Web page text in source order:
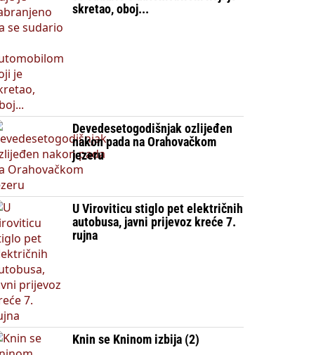
skretao, oboj...
Devedesetogodišnjak ozlijeđen
nakon pada na Orahovačkom
jezeru
U Viroviticu stiglo pet električnih
autobusa, javni prijevoz kreće 7.
rujna
Knin se Kninom izbija (2)